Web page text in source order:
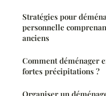
Stratégies pour
personnelle
anciens
Comment déménager
fortes précipitations ?